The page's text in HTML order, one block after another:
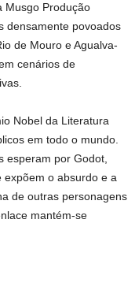
Musgo Produção
densamente povoados
de Mouro e Agualva-
cenários de
Nobel da Literatura
em todo o mundo.
esperam por Godot,
o absurdo e a
de outras personagens
mantém-se